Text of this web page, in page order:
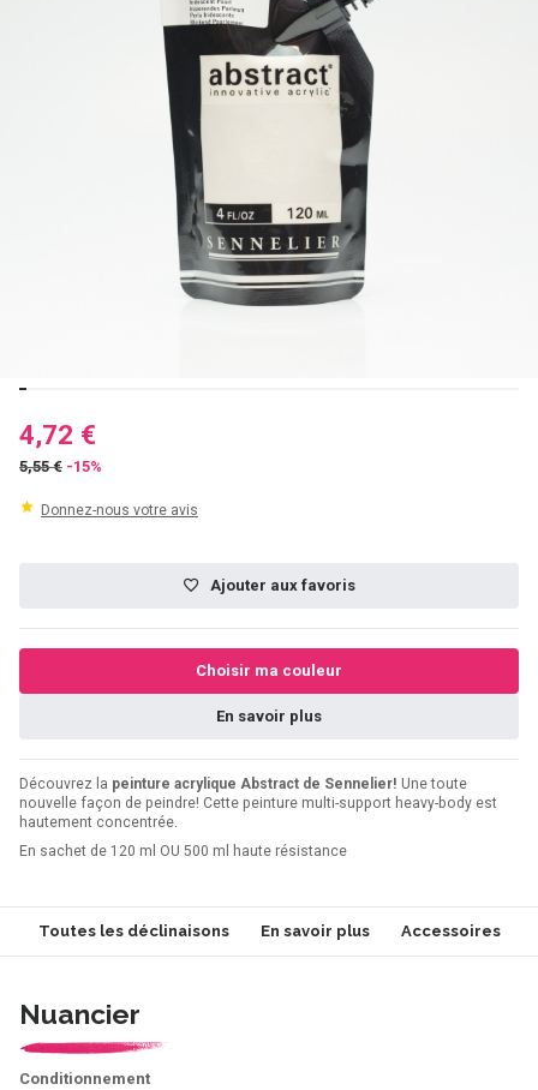
4,72 €
5,55 € -15%
Donnez-nous votre avis
Ajouter aux favoris
Choisir ma couleur
En savoir plus
Découvrez la peinture acrylique Abstract de Sennelier! Une toute
nouvelle façon de peindre! Cette peinture multi-support heavy-body est
hautement concentrée.
En sachet de 120 ml OU 500 ml haute résistance
Toutes les déclinaisons En savoir plus Accessoires
Nuancier
Conditionnement